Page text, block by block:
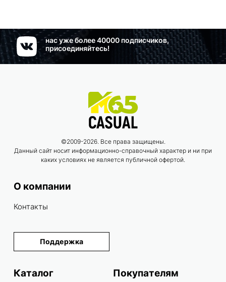
нас уже более 40000 подписчиков,
присоединяйтесь!
©2009-2026. Все права защищены.
Данный сайт носит информационно-справочный характер и ни при
каких условиях не является публичной офертой.
О компании
Контакты
Поддержка
Каталог Покупателям